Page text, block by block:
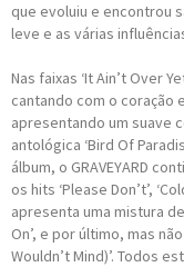
que evoluiu e encontrou
leve e as várias
Nas faixas ‘It Ain’t Over
cantando com o coração
apresentando um suave
antológica ‘Bird Of
álbum, o GRAVEYARD
os hits ‘Please Don’t’,
apresenta uma mistura
On’, e por último, mas
Wouldn’t Mind)’. Todos